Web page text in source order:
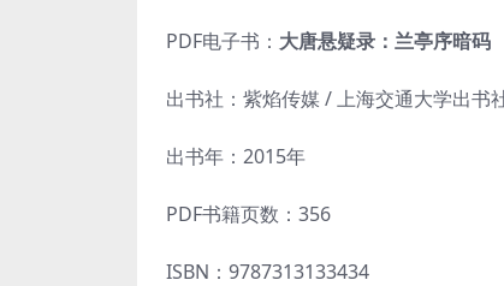
PDF电子书： 大唐悬疑录：兰亭序暗码
出书社：紫焰传媒 / 上海交通大学出书
出书年：2015年
PDF书籍页数：356
ISBN：9787313133434